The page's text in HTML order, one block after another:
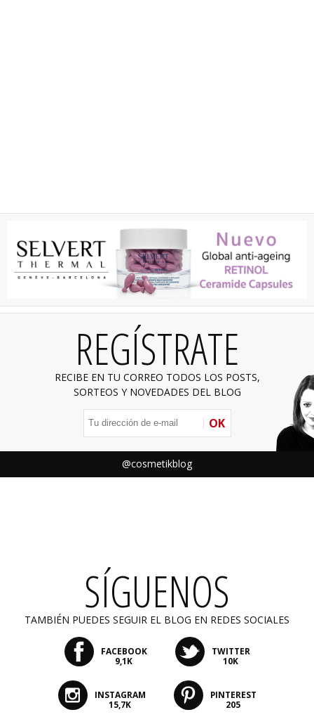
REGÍSTRATE
RECIBE EN TU CORREO TODOS LOS POSTS,
SORTEOS Y NOVEDADES DEL BLOG
OK
@cosmetikblog
SÍGUENOS
TAMBIÉN PUEDES SEGUIR EL BLOG EN REDES SOCIALES
FACEBOOK
9,1K
TWITTER
10K
INSTAGRAM
15,7K
PINTEREST
205